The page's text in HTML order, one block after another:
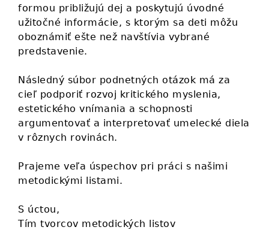
formou približujú dej a poskytujú úvodné
užitočné informácie, s ktorým sa deti môžu
oboznámiť ešte než navštívia vybrané
predstavenie.
Následný súbor podnetných otázok má za
cieľ podporiť rozvoj kritického myslenia,
estetického vnímania a schopnosti
argumentovať a interpretovať umelecké diela
v rôznych rovinách.
Prajeme veľa úspechov pri práci s našimi
metodickými listami.
S úctou,
Tím tvorcov metodických listov